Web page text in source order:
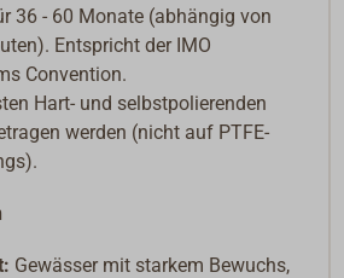
36 - 60 Monate (abhängig von
Entspricht der IMO
Convention.
Hart- und selbstpolierenden
werden (nicht auf PTFE-
Gewässer mit starkem Bewuchs,